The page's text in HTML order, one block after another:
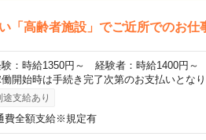
「高齢者施設」でご近所でのお仕
験：時給1350円～ 経験者：時給1400円
開始時は手続き完了次第のお支払いとなり
支給あり
費全額支給※規定有